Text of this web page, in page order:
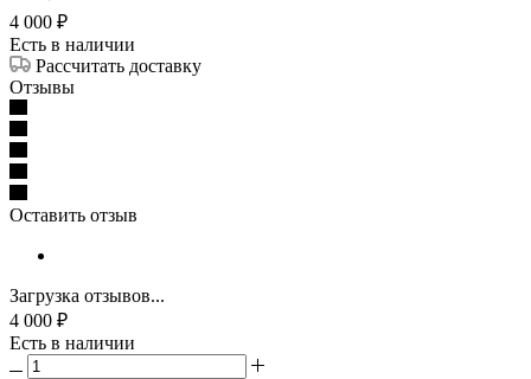
4 000 ₽
Есть в наличии
Рассчитать доставку
Отзывы
Оставить отзыв
Загрузка отзывов...
4 000 ₽
Есть в наличии